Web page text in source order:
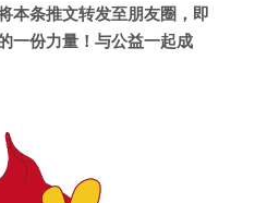
本条推文转发至朋友圈，即
一份力量！与公益一起成